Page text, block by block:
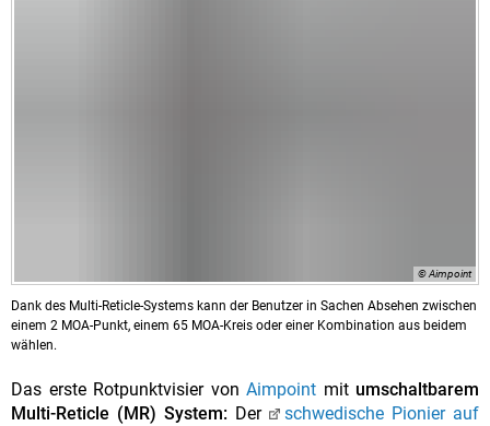
© Aimpoint
Dank des Multi-Reticle-Systems kann der Benutzer in Sachen Absehen zwischen
einem 2 MOA-Punkt, einem 65 MOA-Kreis oder einer Kombination aus beidem
wählen.
Das erste Rotpunktvisier von Aimpoint mit umschaltbarem
Multi-Reticle (MR) System:Der
schwedische Pionier auf